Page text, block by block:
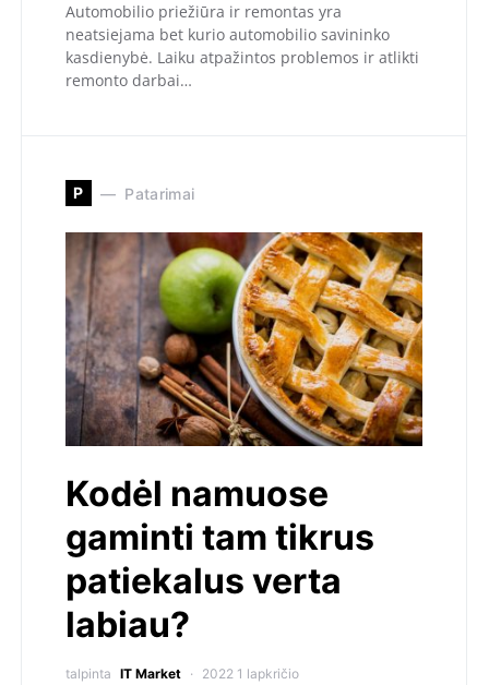
Automobilio priežiūra ir remontas yra
neatsiejama bet kurio automobilio savininko
kasdienybė. Laiku atpažintos problemos ir atlikti
remonto darbai…
P Patarimai
Kodėl namuose
gaminti tam tikrus
patiekalus verta
labiau?
talpinta IT Market 2022 1 lapkričio